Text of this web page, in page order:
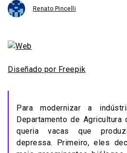
Renato Pincelli
Diseñado por Freepik
Para modernizar a
Departamento de
queria vacas que
depressa. Primeiro, eles